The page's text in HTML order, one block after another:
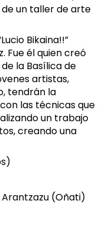
de un taller de arte
Bikaina!!”
Fue él quien creó
la Basílica de
artistas,
tendrán la
las técnicas que
un trabajo
creando una
(Oñati)